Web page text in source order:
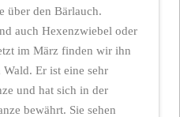
über den Bärlauch.
auch Hexenzwiebel oder
im März finden wir ihn
Er ist eine sehr
und hat sich in der
bewährt. Sie sehen